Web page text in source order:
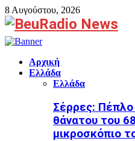
8 Αυγούστου, 2026
Facebook
Αρχική
Ελλάδα
Ελλάδα
Σέρρες: Πέπλο
θάνατου του
μικροσκόπιο